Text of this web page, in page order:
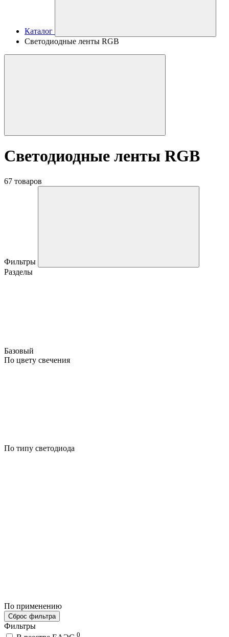
Каталог
Светодиодные ленты RGB
Светодиодные ленты RGB
67 товаров
Фильтры
Разделы
Базовый
По цвету свечения
По типу светодиода
По применению
Сброс фильтра
Фильтры
0